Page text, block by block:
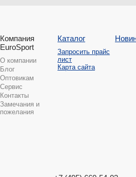
Компания
EuroSport
О компании
Блог
Оптовикам
Сервис
Контакты
Замечания и
пожелания
Каталог
Запросить прайс
лист
Карта сайта